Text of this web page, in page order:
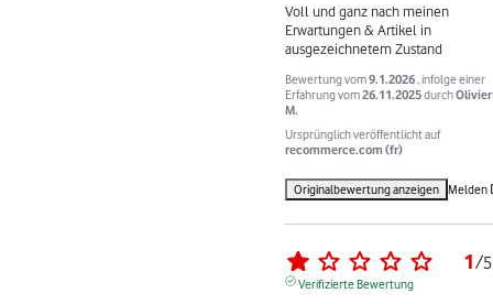
Voll und ganz nach meinen
Erwartungen & Artikel in
ausgezeichnetem Zustand
Bewertung vom9.1.2026 , infolge einer
Erfahrung vom26.11.2025durchOlivier
M.
Ursprünglich veröffentlicht auf
recommerce.com (fr)
Originalbewertung anzeigen Melden
1/5
Verifizierte Bewertung